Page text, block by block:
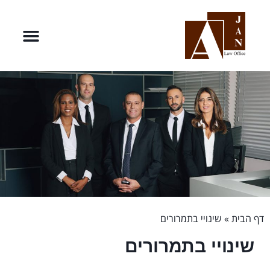
דף הבית » שינויי בתמרורים
שינויי בתמרורים